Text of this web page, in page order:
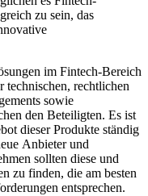
zu sein, das
im Fintech-Bereich
technischen, rechtlichen
sowie
den Beteiligten. Es ist
dieser Produkte ständig
Anbieter und
sollten diese und
zu finden, die am besten
entsprechen.